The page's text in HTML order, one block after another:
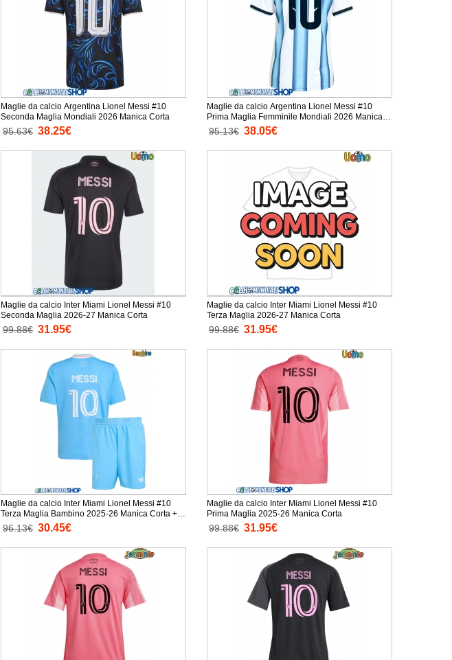
Maglie da calcio Argentina Lionel Messi #10
Seconda Maglia Mondiali 2026 Manica Corta
95.63€ 38.25€
Maglie da calcio Argentina Lionel Messi #10
Prima Maglia Femminile Mondiali 2026 Manica
Corta
95.13€ 38.05€
Maglie da calcio Inter Miami Lionel Messi #10
Seconda Maglia 2026-27 Manica Corta
99.88€ 31.95€
Maglie da calcio Inter Miami Lionel Messi #10
Terza Maglia 2026-27 Manica Corta
99.88€ 31.95€
Maglie da calcio Inter Miami Lionel Messi #10
Terza Maglia Bambino 2025-26 Manica Corta +
Pantaloni corti)
96.13€ 30.45€
Maglie da calcio Inter Miami Lionel Messi #10
Prima Maglia 2025-26 Manica Corta
99.88€ 31.95€